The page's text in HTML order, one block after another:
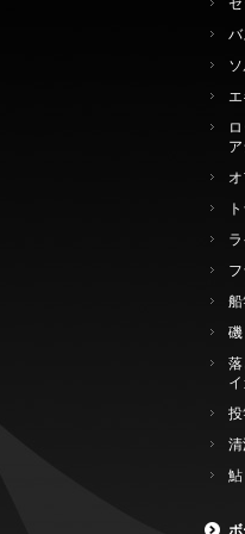
バ
エ
落